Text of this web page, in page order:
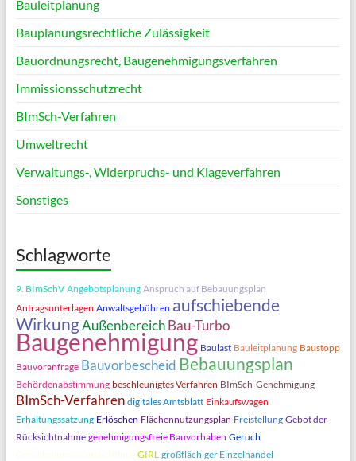
Bauleitplanung
Bauplanungsrechtliche Zulässigkeit
Bauordnungsrecht, Baugenehmigungsverfahren
Immissionsschutzrecht
BImSch-Verfahren
Umweltrecht
Verwaltungs‑, Widerpruchs- und Klageverfahren
Sonstiges
Schlagworte
9. BImSchV Angebotsplanung Anspruch auf Bebauungsplan
Antragsunterlagen Anwaltsgebühren aufschiebende
WirkungAußenbereich Bau-Turbo
Baugenehmigung Baulast Bauleitplanung Baustopp
Bauvoranfrage Bauvorbescheid Bebauungsplan
Behördenabstimmung beschleunigtes Verfahren BImSch-Genehmigung
BImSch-Verfahren digitales Amtsblatt Einkaufswagen
Erhaltungssatzung Erlöschen Flächennutzungsplan Freistellung Gebot der
Rücksichtnahme genehmigungsfreie Bauvorhaben Geruch
Geruchsimmissionsrichtlinie
GIRL großflächiger Einzelhandel